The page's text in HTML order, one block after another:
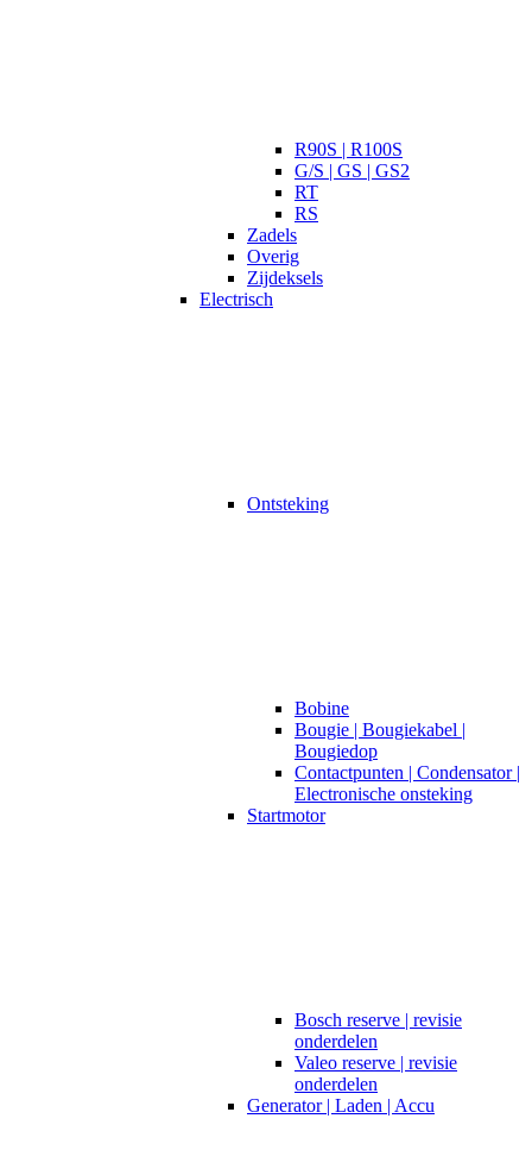
R90S | R100S
G/S | GS | GS2
RT
RS
Zadels
Overig
Zijdeksels
Electrisch
Ontsteking
Bobine
Bougie | Bougiekabel |
Bougiedop
Contactpunten | Condensator |
Electronische onsteking
Startmotor
Bosch reserve | revisie
onderdelen
Valeo reserve | revisie
onderdelen
Generator | Laden | Accu